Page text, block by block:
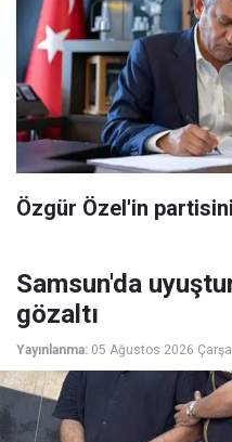
Özgür Özel'in
Samsun'da
gözaltı
Yayınlanma: 05 Ağustos 2026